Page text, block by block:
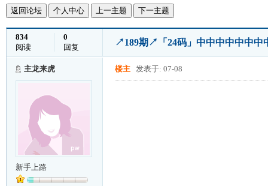
返回论坛 个人中心 上一主题 下一主题
834
阅读
0
回复
↗189期↗「24码」中中中中中中中
主龙来虎
新手上路
楼主 发表于: 07-08